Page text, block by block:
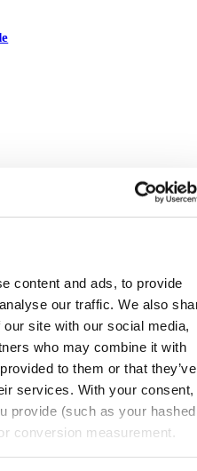
content and ads, to provide
our traffic. We also
site with our social media,
who may combine it with
to them or that they’ve
services. With your consent,
provide (such as your hashed
conversion measurement.